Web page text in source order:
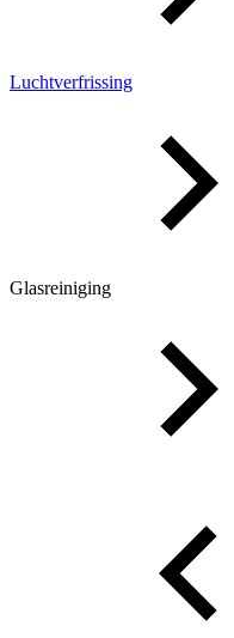
Luchtverfrissing
Glasreiniging